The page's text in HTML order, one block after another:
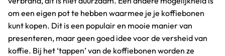
om een eigen pot te hebben waarmee je je koffiebonen
kunt kopen. Dit is een populair en mooie manier van
presenteren, maar geen goed idee voor de versheid van
koffie. Bij het ‘tappen’ van de koffiebonen worden ze